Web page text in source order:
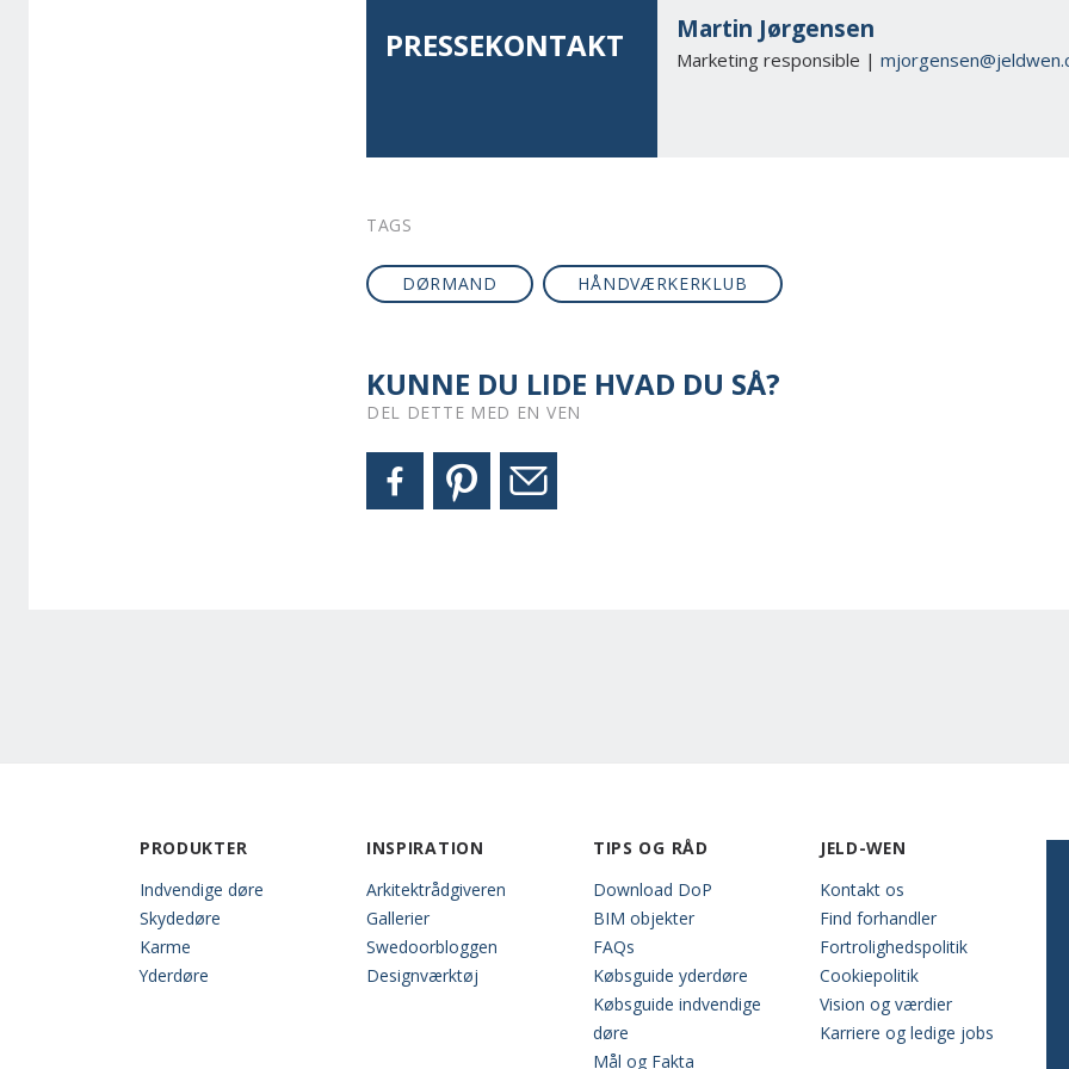
PRESSEKONTAKT Martin Jørgensen
Marketing responsible |
TAGS
DØRMAND HÅNDVÆRKERKLUB
KUNNE DU LIDE HVAD DU SÅ?
DEL DETTE MED EN VEN
PRODUKTER
Indvendige døre
Skydedøre
Karme
Yderdøre
INSPIRATION
Arkitektrådgiveren
Gallerier
Swedoorbloggen
Designværktøj
TIPS OG RÅD
Download DoP
BIM objekter
FAQs
Købsguide yderdøre
Købsguide indvendige
døre
Mål og Fakta
JELD-WEN
Kontakt os
Find forhandler
Fortrolighedspolitik
Cookiepolitik
Vision og værdier
Karriere og ledige jobs